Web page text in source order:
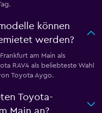
können
werden?
am Main als
RAV4 als beliebteste Wahl
Toyota Aygo.
Toyota-
Main an?